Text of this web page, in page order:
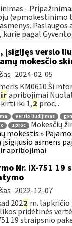
-
(apmokestinimo
Paslaugos
kurie pagal
įsigijęs verslo
mokesčio
2024-02-05
KM0610 Ši
irapribojimai
iki 1,2 proc....
verslo liudijimas
1 proc
Mokesčių
mokestis »
įsigijusio asmens
ir apribojimai
Nr. IX-751 19
2022-12-07
2022 m. lapkričio
pridėtinės
19 straipsnio